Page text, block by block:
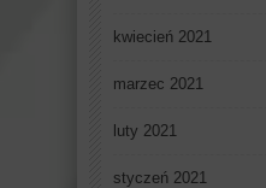
kwiecień 2021
marzec 2021
luty 2021
styczeń 2021